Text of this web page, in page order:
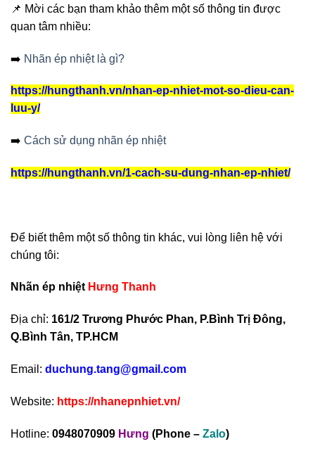
📌 Mời các bạn tham khảo thêm một số thông tin được
quan tâm nhiều:
➡️ Nhãn ép nhiệt là gì?
https://hungthanh.vn/nhan-ep-nhiet-mot-so-dieu-can-
luu-y/
➡️ Cách sử dụng nhãn ép nhiệt
https://hungthanh.vn/1-cach-su-dung-nhan-ep-nhiet/
Để biết thêm một số thông tin khác, vui lòng liên hệ với
chúng tôi:
Nhãn ép nhiệt Hưng Thanh
Địa chỉ: 161/2 Trương Phước Phan, P.Bình Trị Đông,
Q.Bình Tân, TP.HCM
Email: duchung.tang@gmail.com
Website: https://nhanepnhiet.vn/
Hotline: 0948070909 Hưng (Phone – Zalo)